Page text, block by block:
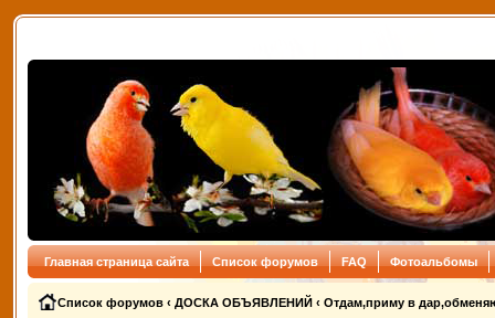
Главная страница сайта Список форумов FAQ Фотоальбомы
Список форумов ‹ ДОСКА ОБЪЯВЛЕНИЙ ‹ Отдам,приму в